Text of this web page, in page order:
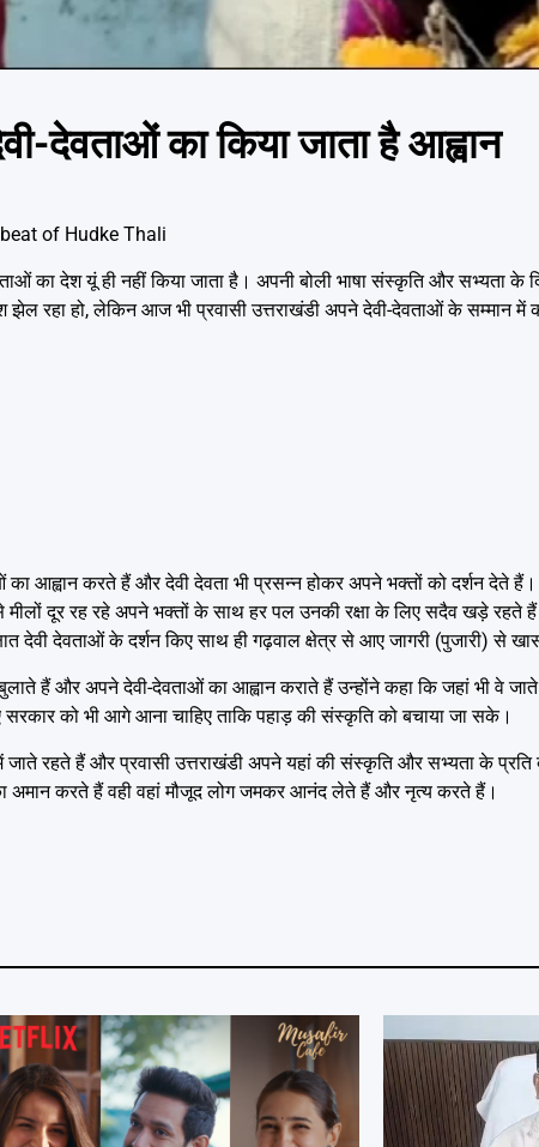
देवताओं का किया जाता है आह्वान
of Hudke Thali
का देश यूं ही नहीं किया जाता है। अपनी बोली भाषा संस्कृति और सभ्यता के
रहा हो, लेकिन आज भी प्रवासी उत्तराखंडी अपने देवी-देवताओं के सम्मान में
आह्वान करते हैं और देवी देवता भी प्रसन्न होकर अपने भक्तों को दर्शन देते हैं।
मीलों दूर रह रहे अपने भक्तों के साथ हर पल उनकी रक्षा के लिए सदैव खड़े रहते
देवी देवताओं के दर्शन किए साथ ही गढ़वाल क्षेत्र से आए जागरी (पुजारी) से
हैं और अपने देवी-देवताओं का आह्वान कराते हैं उन्होंने कहा कि जहां भी वे
को भी आगे आना चाहिए ताकि पहाड़ की संस्कृति को बचाया जा सके।
में जाते रहते हैं और प्रवासी उत्तराखंडी अपने यहां की संस्कृति और सभ्यता के
अमान करते हैं वही वहां मौजूद लोग जमकर आनंद लेते हैं और नृत्य करते हैं।